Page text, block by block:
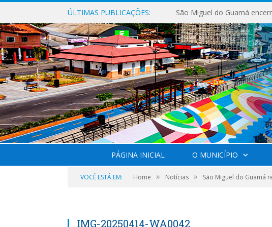
ÚLTIMAS PUBLICAÇÕES:
PÁGINA INICIAL O MUNICÍPIO
VOCÊ ESTÁ EM: Home » Notícias » São Miguel do Guamá
IMG-20250414-WA0042